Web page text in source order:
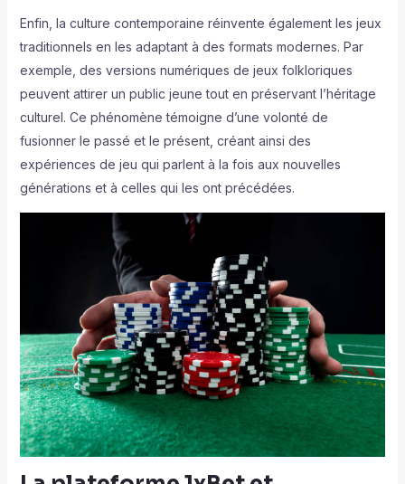
Enfin, la culture contemporaine réinvente également les jeux
traditionnels en les adaptant à des formats modernes. Par
exemple, des versions numériques de jeux folkloriques
peuvent attirer un public jeune tout en préservant l’héritage
culturel. Ce phénomène témoigne d’une volonté de
fusionner le passé et le présent, créant ainsi des
expériences de jeu qui parlent à la fois aux nouvelles
générations et à celles qui les ont précédées.